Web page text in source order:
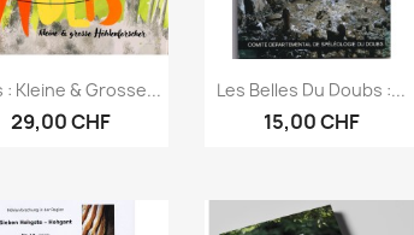
Aperçu rapide
: Kleine & Grosse...
29,00 CHF
Aperçu rapide
Les Belles Du Doubs :...
15,00 CHF